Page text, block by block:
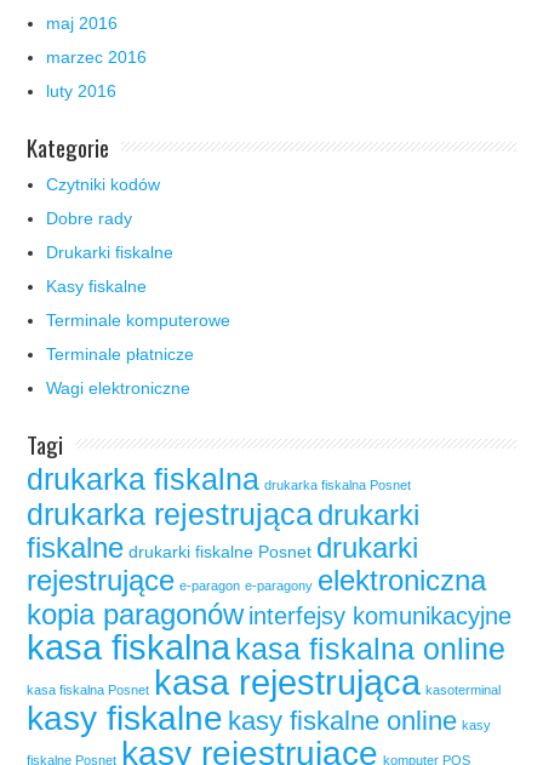
maj 2016
marzec 2016
luty 2016
Kategorie
Czytniki kodów
Dobre rady
Drukarki fiskalne
Kasy fiskalne
Terminale komputerowe
Terminale płatnicze
Wagi elektroniczne
Tagi
drukarka fiskalna drukarka fiskalna Posnet
drukarka rejestrującadrukarki
fiskalne drukarki fiskalne Posnet drukarki
rejestrujące e-paragon e-paragony elektroniczna
kopia paragonów interfejsy komunikacyjne
kasa fiskalnakasa fiskalna online
kasa fiskalna Posnet kasa rejestrująca kasoterminal
kasy fiskalne kasy fiskalne online kasy
fiskalne Posnet kasy rejestrujące komputer POS